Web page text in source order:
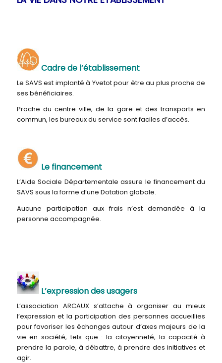
Cadre de l’établissement
Le SAVS est implanté à Yvetot pour être au plus proche de
ses bénéficiaires.
Proche du centre ville, de la gare et des transports en
commun, les bureaux du service sont faciles d’accès.
Le financement
L’Aide Sociale Départementale assure le financement du
SAVS sous la forme d’une Dotation globale.
Aucune participation aux frais n’est demandée à la
personne accompagnée.
L’expression des usagers
L’association ARCAUX s’attache à organiser au mieux
l’expression et la participation des personnes accueillies
pour favoriser les échanges autour d’axes majeurs de la
vie en société, tels que : la citoyenneté, la capacité à
prendre la parole, à débattre, à prendre des initiatives et
agir.